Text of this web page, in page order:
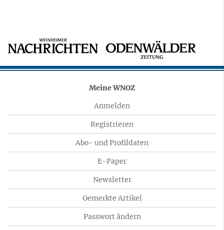
Meine WNOZ
Anmelden
Registrieren
Abo- und Profildaten
E-Paper
Newsletter
Gemerkte Artikel
Passwort ändern